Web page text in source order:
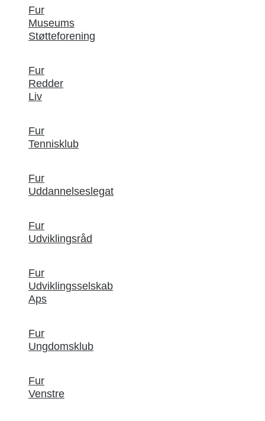
Fur
Museums
Støtteforening
Fur
Redder
Liv
Fur
Tennisklub
Fur
Uddannelseslegat
Fur
Udviklingsråd
Fur
Udviklingsselskab
Aps
Fur
Ungdomsklub
Fur
Venstre